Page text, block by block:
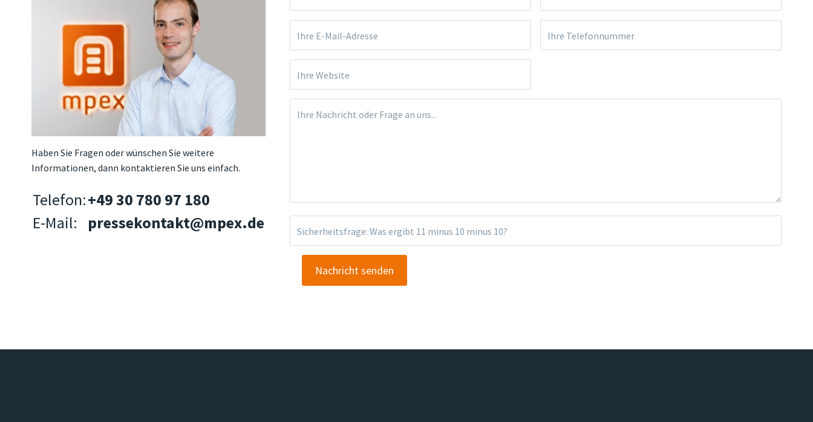
Haben Sie Fragen oder wünschen Sie weitere
Informationen, dann kontaktieren Sie uns einfach.
Telefon:+49 30 780 97 180
E-Mail:
pressekontakt@mpex.de
Ihre E-Mail-Adresse Ihre Telefonnummer
Ihre Website
Ihre Nachricht oder Frage an uns...
Sicherheitsfrage: Was ergibt 11 minus 10 minus 10?